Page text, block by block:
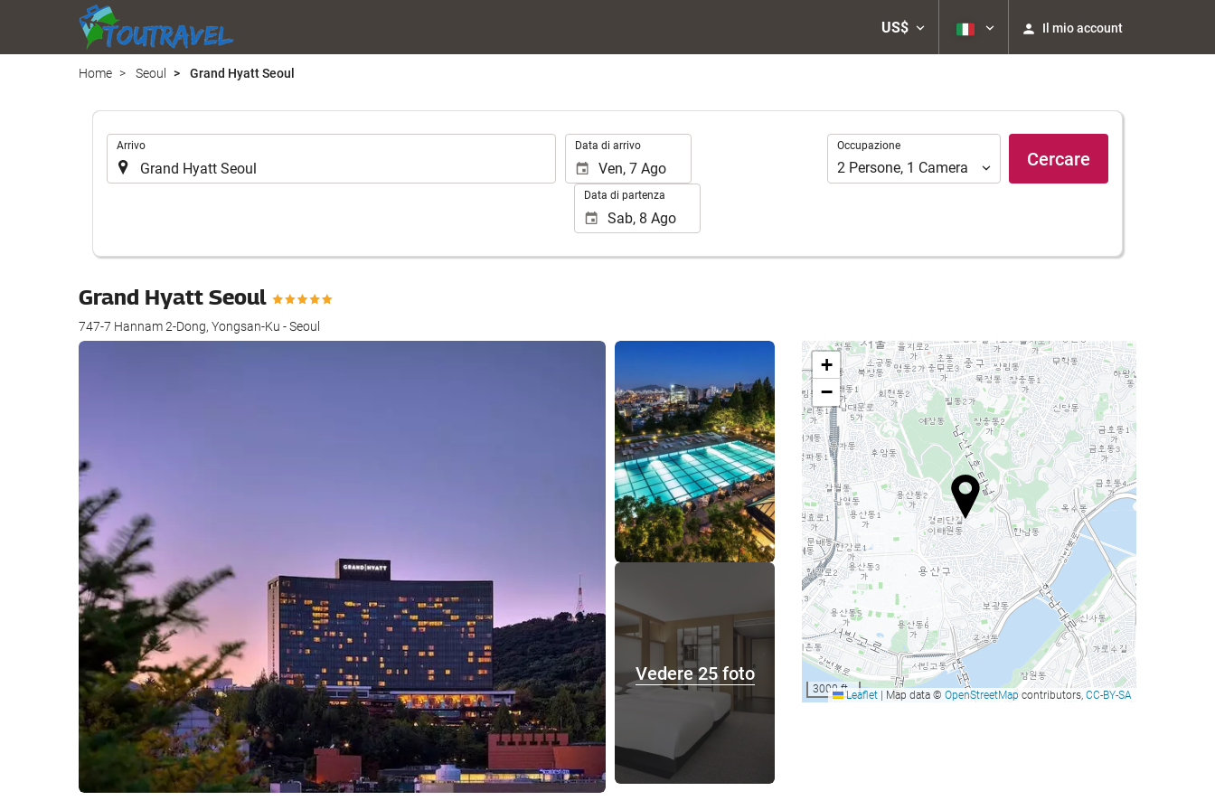
US$ Il mio account
Home Seoul Grand Hyatt Seoul
Arrivo Data di arrivo
Data di partenza
Occupazione
Occupazione
2 Persone, 1 Camera Cercare
Grand Hyatt Seoul
747-7 Hannam 2-Dong, Yongsan-Ku - Seoul
Vedere 25 foto
+
−
3000 ftLeaflet Map data © OpenStreetMapcontributors, CC-BY-SA